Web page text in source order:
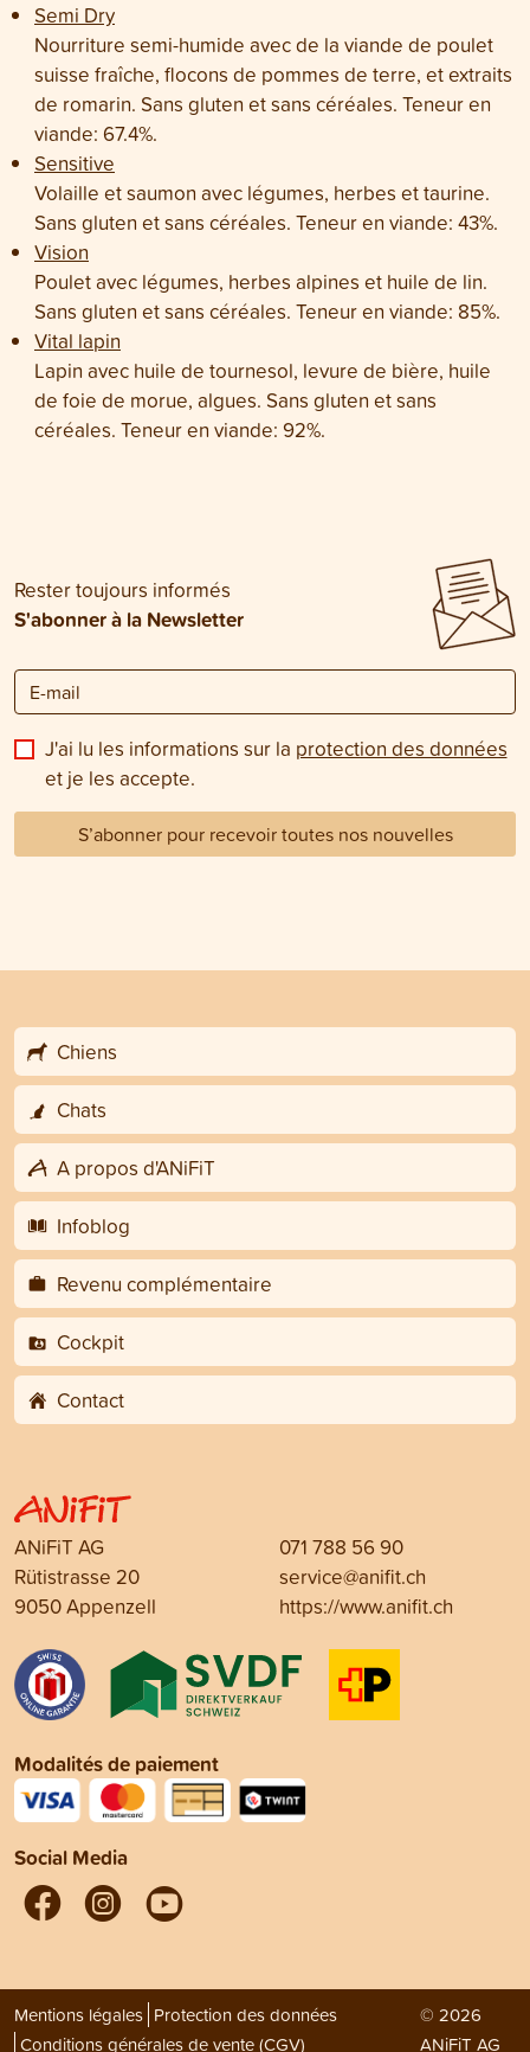
Semi Dry
Nourriture semi-humide avec de la viande de poulet
suisse fraîche, flocons de pommes de terre, et extraits
de romarin. Sans gluten et sans céréales. Teneur en
viande: 67.4%.
Sensitive
Volaille et saumon avec légumes, herbes et taurine.
Sans gluten et sans céréales. Teneur en viande: 43%.
Vision
Poulet avec légumes, herbes alpines et huile de lin.
Sans gluten et sans céréales. Teneur en viande: 85%.
Vital lapin
Lapin avec huile de tournesol, levure de bière, huile
de foie de morue, algues. Sans gluten et sans
céréales. Teneur en viande: 92%.
Rester toujours informés
S'abonner à la Newsletter
J'ai lu les informations sur la protection des données
et je les accepte.
S’abonner pour recevoir toutes nos nouvelles
Chiens
Chats
A propos d'ANiFiT
Infoblog
Revenu complémentaire
Cockpit
Contact
ANiFiT AG
Rütistrasse 20
9050 Appenzell
071 788 56 90
service@anifit.ch
https://www.anifit.ch
Modalités de paiement
Social Media
Mentions légales Protection des données
Conditions générales de vente (CGV)
© 2026
ANiFiT AG